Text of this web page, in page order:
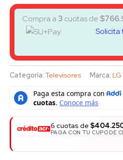
Compra a 3 cuotas de $
Solicita
Categoría: Televisores Marca: LG
6 cuotas de
PAGA CON TU CUPO DE